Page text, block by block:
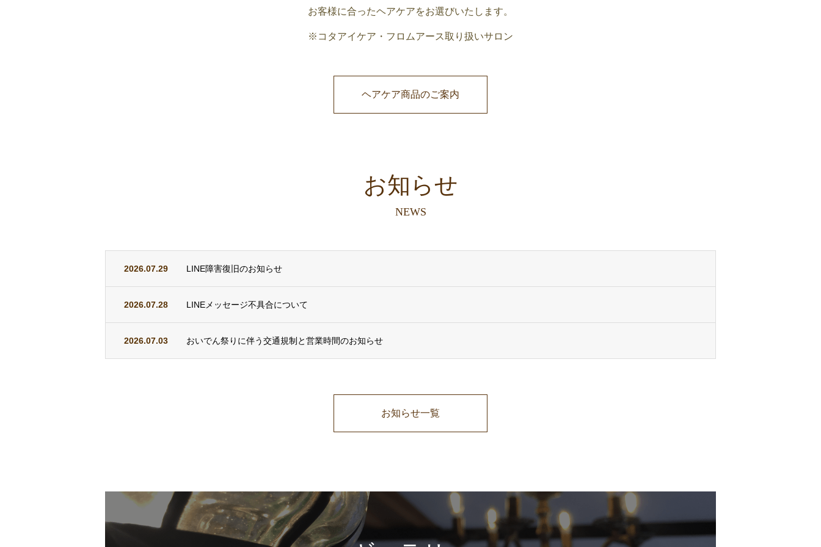
お客様に合ったヘアケアをお選びいたします。
※コタアイケア・フロムアース取り扱いサロン
ヘアケア商品のご案内
お知らせ
NEWS
2026.07.29 LINE障害復旧のお知らせ
2026.07.28 LINEメッセージ不具合について
2026.07.03 おいでん祭りに伴う交通規制と営業時間のお知らせ
お知らせ一覧